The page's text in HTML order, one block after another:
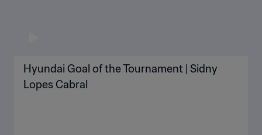
Hyundai Goal of the Tournament | Sidny
Lopes Cabral